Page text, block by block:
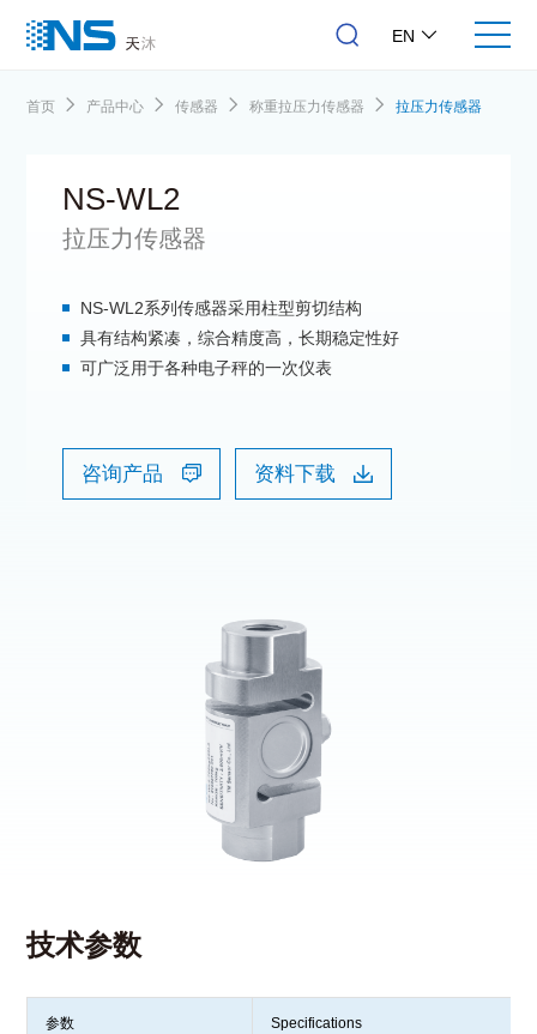
EN
首页 产品中心 传感器 称重拉压力传感器 拉压力传感器
NS-WL2
拉压力传感器
NS-WL2系列传感器采用柱型剪切结构
具有结构紧凑，综合精度高，长期稳定性好
可广泛用于各种电子秤的一次仪表
咨询产品 资料下载
技术参数
参数 Specifications